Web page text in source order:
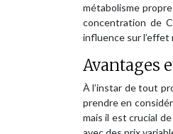
métabolisme
concentration de
influence sur
Avantages
À l’instar de tout
prendre en
mais il est crucial